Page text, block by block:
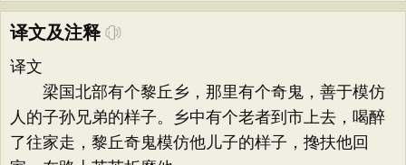
译文及注释
译文
梁国北部有个黎丘乡，那里有个奇鬼，善于模仿
人的子孙兄弟的样子。乡中有个老者到市上去，喝醉
了往家走，黎丘奇鬼模仿他儿子的样子，搀扶他回